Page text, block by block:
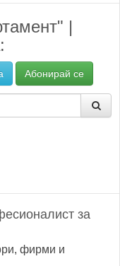
|
Абонирай се
за
фирми и